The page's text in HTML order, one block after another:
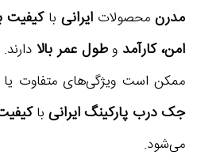
مدرنمحصولاتایرانی باکیفیت
امن، کارآمدوطول عمر بالا
ممکن است ویژگی‌های متفاوت یا
جک درب پارکینگ ایرانی با
می‌شود.